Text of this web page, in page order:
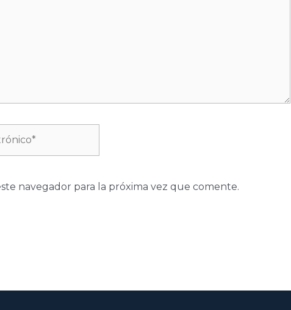
navegador para la próxima vez que comente.